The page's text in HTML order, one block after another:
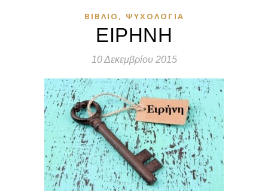
ΒΙΒΛΊΟ , ΨΥΧΟΛΟΓΊΑ
ΕΙΡΗΝΗ
10 Δεκεμβρίου 2015